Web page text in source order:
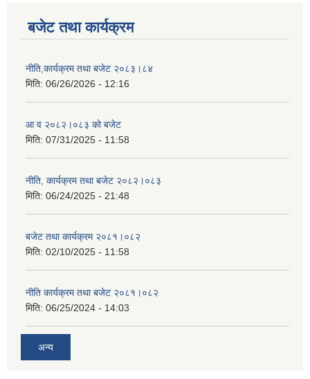
बजेट तथा कार्यक्रम
नीति,कार्यक्रम तथा बजेट २०८३।८४
मिति: 06/26/2026 - 12:16
आ व २०८२।०८३ को बजेट
मिति: 07/31/2025 - 11:58
नीति, कार्यक्रम तथा बजेट २०८२।०८३
मिति: 06/24/2025 - 21:48
बजेट तथा कार्यक्रम २०८१।०८२
मिति: 02/10/2025 - 11:58
नीति कार्यक्रम तथा बजेट २०८१।०८२
मिति: 06/25/2024 - 14:03
अन्य